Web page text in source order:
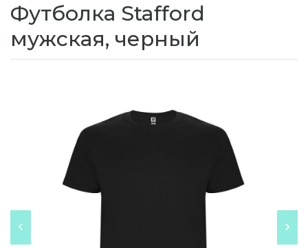
Футболка Stafford
мужская, черный